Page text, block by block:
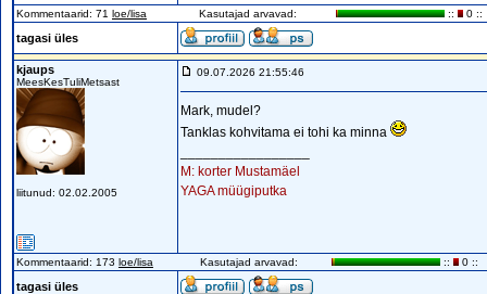
Kommentaarid: 71 loe/lisa Kasutajad arvavad: :: 0 ::
tagasi üles
kjaups
MeesKesTuliMetsast
liitunud: 02.02.2005
09.07.2026 21:55:46
Mark, mudel?
Tanklas kohvitama ei tohi ka minna
M: korter Mustamäel
YAGA müügiputka
Kommentaarid: 173 loe/lisa Kasutajad arvavad: :: 0 ::
tagasi üles